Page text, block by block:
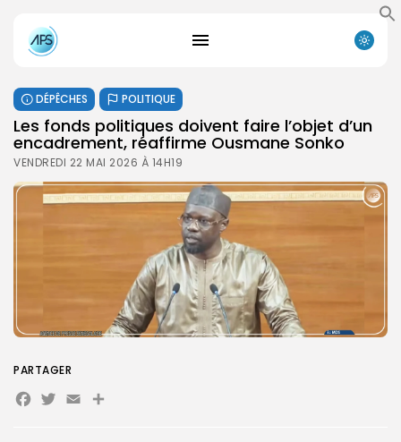
DÉPÊCHES POLITIQUE
Les fonds politiques doivent faire l’objet d’un
encadrement, réaffirme Ousmane Sonko
VENDREDI 22 MAI 2026 À 14H19
PARTAGER
Facebook
Twitter
EmailPartager